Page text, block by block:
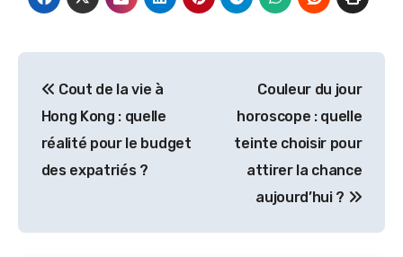
de
l’article
Cout de la vie à
Hong Kong : quelle
réalité pour le budget
des expatriés ?
Couleur du jour
horoscope : quelle
teinte choisir pour
attirer la chance
aujourd’hui ?